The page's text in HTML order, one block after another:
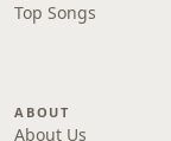
Top Songs
ABOUT
About Us